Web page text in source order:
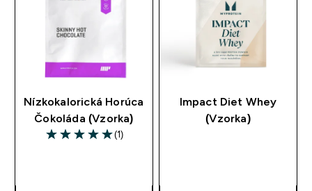
Nízkokalorická Horúca
Čokoláda (Vzorka)
5 out of 5 stars
(1)
Impact Diet Whey
(Vzorka)